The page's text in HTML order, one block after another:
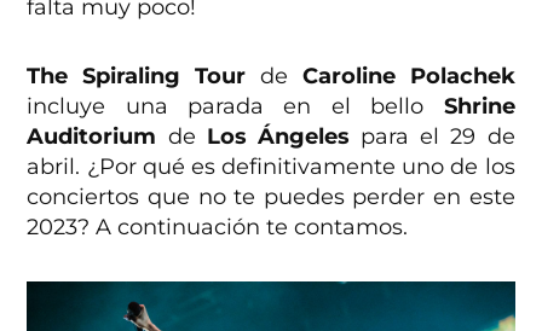
falta muy poco!
The Spiraling Tour de Caroline Polachek
incluye una parada en el bello Shrine
Auditorium de Los Ángeles para el 29 de
abril. ¿Por qué es definitivamente uno de los
conciertos que no te puedes perder en este
2023? A continuación te contamos.